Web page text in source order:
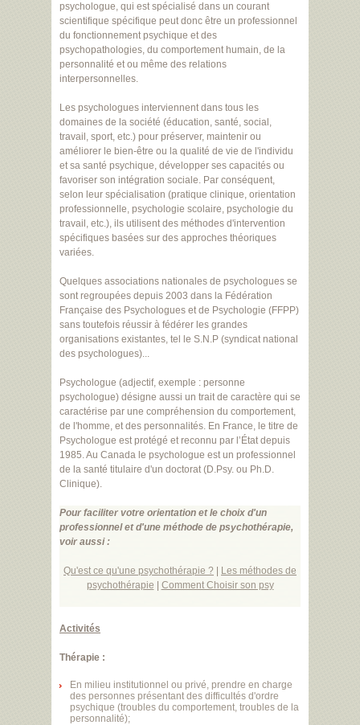
psychologue, qui est spécialisé dans un courant
scientifique spécifique peut donc être un professionnel
du fonctionnement psychique et des
psychopathologies, du comportement humain, de la
personnalité et ou même des relations
interpersonnelles.
Les psychologues interviennent dans tous les
domaines de la société (éducation, santé, social,
travail, sport, etc.) pour préserver, maintenir ou
améliorer le bien-être ou la qualité de vie de l'individu
et sa santé psychique, développer ses capacités ou
favoriser son intégration sociale. Par conséquent,
selon leur spécialisation (pratique clinique, orientation
professionnelle, psychologie scolaire, psychologie du
travail, etc.), ils utilisent des méthodes d'intervention
spécifiques basées sur des approches théoriques
variées.
Quelques associations nationales de psychologues se
sont regroupées depuis 2003 dans la Fédération
Française des Psychologues et de Psychologie (FFPP)
sans toutefois réussir à fédérer les grandes
organisations existantes, tel le S.N.P (syndicat national
des psychologues)...
Psychologue (adjectif, exemple : personne
psychologue) désigne aussi un trait de caractère qui se
caractérise par une compréhension du comportement,
de l'homme, et des personnalités. En France, le titre de
Psychologue est protégé et reconnu par l’État depuis
1985. Au Canada le psychologue est un professionnel
de la santé titulaire d'un doctorat (D.Psy. ou Ph.D.
Clinique).
Pour faciliter votre orientation et le choix d'un
professionnel et d'une méthode de psychothérapie,
voir aussi :
Qu'est ce qu'une psychothérapie ?
Les méthodes de
psychothérapie
Comment Choisir son psy
Activités
Thérapie :
En milieu institutionnel ou privé, prendre en charge
des personnes présentant des difficultés d'ordre
psychique (troubles du comportement, troubles de la
personnalité);